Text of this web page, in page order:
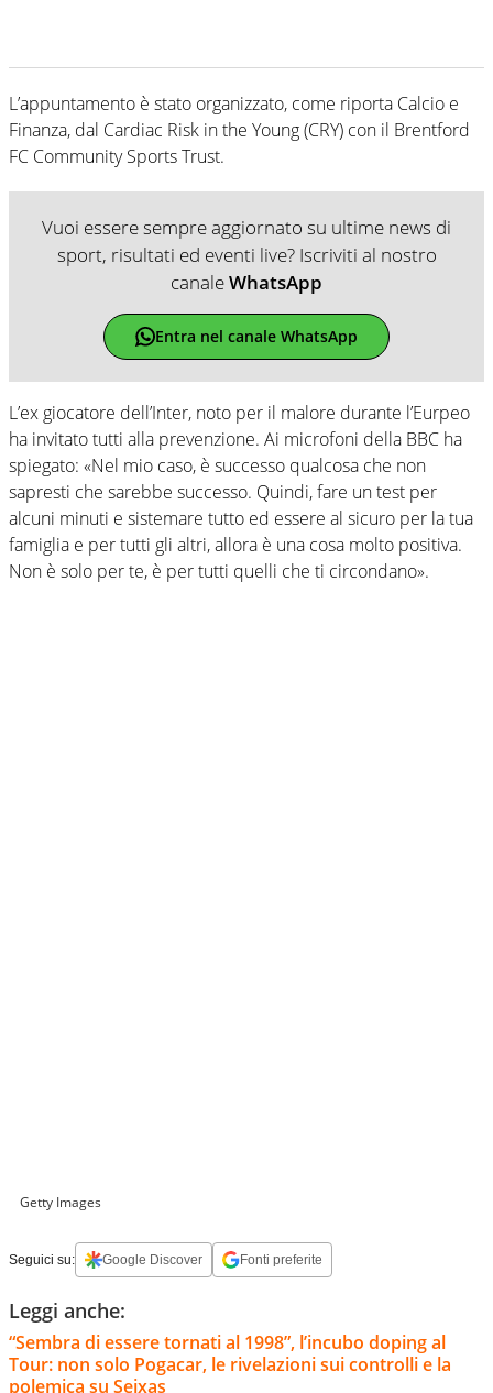
L’appuntamento è stato organizzato, come riporta Calcio e
Finanza, dal Cardiac Risk in the Young (CRY) con il Brentford
FC Community Sports Trust.
Vuoi essere sempre aggiornato su ultime news di
sport, risultati ed eventi live? Iscriviti al nostro
canaleWhatsApp
Entra nel canale WhatsApp
L’ex giocatore dell’Inter, noto per il malore durante l’Eurpeo
ha invitato tutti alla prevenzione. Ai microfoni della BBC ha
spiegato: «Nel mio caso, è successo qualcosa che non
sapresti che sarebbe successo. Quindi, fare un test per
alcuni minuti e sistemare tutto ed essere al sicuro per la tua
famiglia e per tutti gli altri, allora è una cosa molto positiva.
Non è solo per te, è per tutti quelli che ti circondano».
Getty Images
Seguici su: Google Discover Fonti preferite
Leggi anche:
“Sembra di essere tornati al 1998”, l’incubo doping al
Tour: non solo Pogacar, le rivelazioni sui controlli e la
polemica su Seixas